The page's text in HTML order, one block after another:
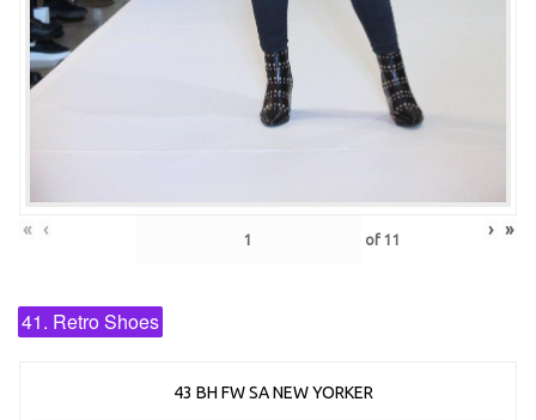
« ‹ of 11 › »
41. Retro Shoes
43 BH FW SA NEW YORKER